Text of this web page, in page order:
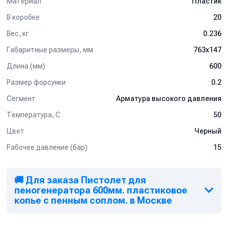
В коробке
20
Вес, кг
0.236
Габаритные размеры, мм
763x147
Длина (мм)
600
Размер форсунки
0.2
Сегмент
Арматура высокого давления
Температура, C
50
Цвет
Черный
Рабочее давление (бар)
15
🚚 Для заказа Пистолет для
пеногенератора 600мм. пластиковое
копье с пенным соплом. в Москве